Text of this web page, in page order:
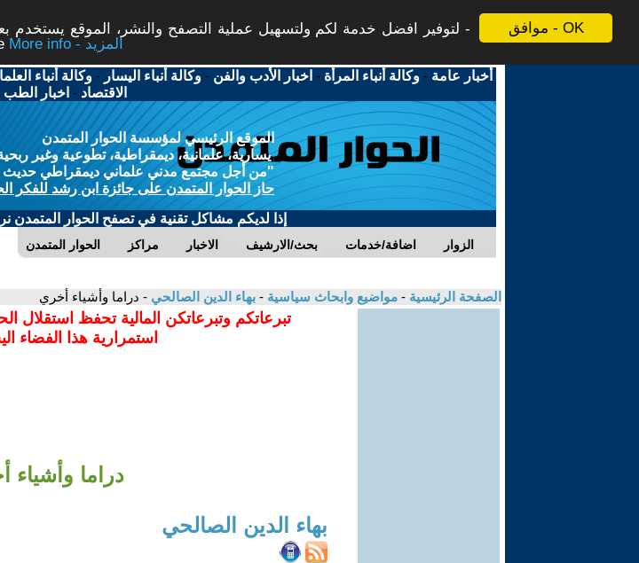
موافق - OK
لتوفير افضل خدمة لكم ولتسهيل عملية التصفح والنشر، الموقع يستخدم
More info - المزيد
أخبار عامة -وكالة أنباء المرأة - اخبار الأدب والفن -وكالة أنباء اليسار -وكالة أنباء
الاقتصاد - اخبار الطب
الموقع الرئيسي لمؤسسة الحوار المتمدن
يسارية، علمانية، ديمقراطية، تطوعية وغير
"من أجل مجتمع مدني علماني ديمقراطي حديث
حاز الحوار المتمدن على جائزة ابن رشد للفكر
إذا لديكم مشاكل تقنية في تصفح الحوار المتمدن
الحوار المتمدن مراكز الاخبار بحث/الارشيف اضافة/خدمات الزوار
الصفحة الرئيسية - مواضيع وابحاث سياسية - بهاء الدين الصالحي - دراما وأشياء أخري
تبرعاتكم وتبرعاتكن المالية تحفظ استقلال
استمرارية هذا الفضاء
دراما وأشياء
بهاء الدين الصالحي